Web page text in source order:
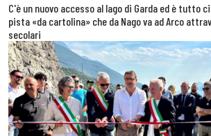
C'è un nuovo accesso al lago di Garda ed è tutto
pista «da cartolina» che da Nago va ad Arco
secolari